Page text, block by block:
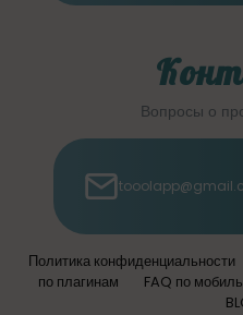
Вопросы о
Политика конфиденциальности
по плагинам
FAQ по